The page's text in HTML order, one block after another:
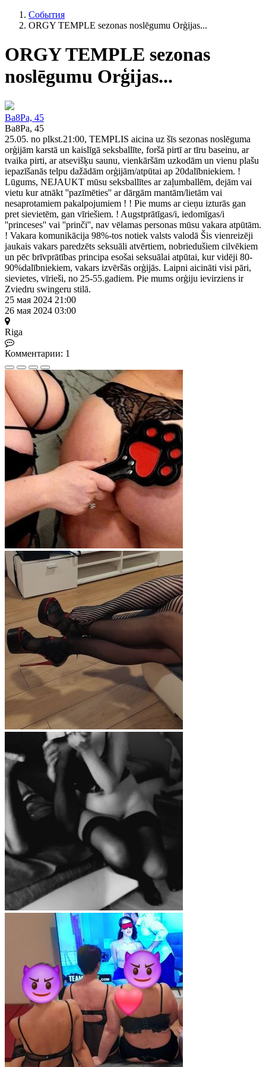
События
ORGY TEMPLE sezonas noslēgumu Orģijas...
ORGY TEMPLE sezonas
noslēgumu Orģijas...
Ba8Pa, 45
Ba8Pa, 45
25.05. no plkst.21:00, TEMPLIS aicina uz šīs sezonas noslēguma
orģijām karstā un kaislīgā seksballīte, foršā pirtī ar tīru baseinu, ar
tvaika pirti, ar atsevišķu saunu, vienkāršām uzkodām un vienu plašu
iepazīšanās telpu dažādām orģijām/atpūtai ap 20dalībniekiem. !
Lūgums, NEJAUKT mūsu seksballītes ar zaļumballēm, dejām vai
vietu kur atnākt ''pazīmēties'' ar dārgām mantām/lietām vai
nesaprotamiem pakalpojumiem ! ! Pie mums ar cieņu izturās gan
pret sievietēm, gan vīriešiem. ! Augstprātīgas/i, iedomīgas/i
''princeses'' vai ''prinči'', nav vēlamas personas mūsu vakara atpūtām.
! Vakara komunikācija 98%-tos notiek valsts valodā Šis vienreizēji
jaukais vakars paredzēts seksuāli atvērtiem, nobriedušiem cilvēkiem
un pēc brīvprātības principa esošai seksuālai atpūtai, kur vidēji 80-
90%dalībniekiem, vakars izvēršās orģijās. Laipni aicināti visi pāri,
sievietes, vīrieši, no 25-55.gadiem. Pie mums orģiju ievirziens ir
Zviedru swingeru stilā.
25 мая 2024 21:00
26 мая 2024 03:00
Riga
Комментарии: 1